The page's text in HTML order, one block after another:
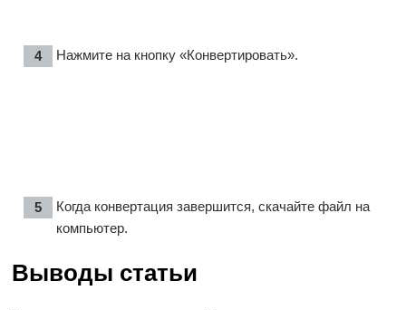
Нажмите на кнопку «Конвертировать».
Когда конвертация завершится, скачайте файл на
компьютер.
Выводы статьи